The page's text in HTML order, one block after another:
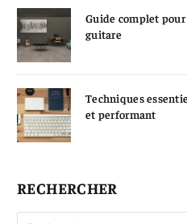
Guide complet
guitare
Techniques
et performant
RECHERCHER